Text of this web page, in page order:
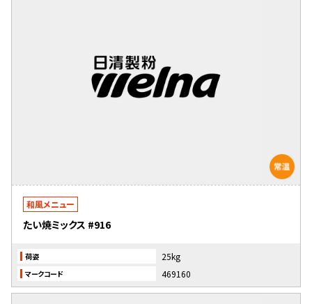
和風メニュー
たい焼ミックス #916
荷姿 25kg
マークコード 469160